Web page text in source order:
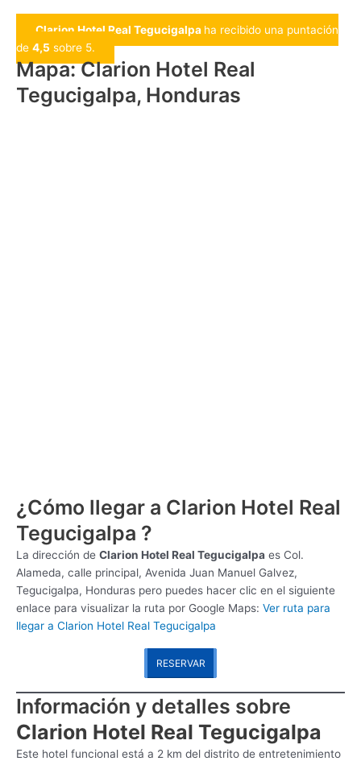
Clarion Hotel Real Tegucigalpa ha recibido una puntación
de 4,5 sobre 5.
Mapa: Clarion Hotel Real
Tegucigalpa, Honduras
¿Cómo llegar a Clarion Hotel Real
Tegucigalpa ?
La dirección de Clarion Hotel Real Tegucigalpa es Col.
Alameda, calle principal, Avenida Juan Manuel Galvez,
Tegucigalpa, Honduras pero puedes hacer clic en el siguiente
enlace para visualizar la ruta por Google Maps: Ver ruta para
llegar a Clarion Hotel Real Tegucigalpa
RESERVAR
Información y detalles sobre
Clarion Hotel Real Tegucigalpa
Este hotel funcional está a 2 km del distrito de entretenimiento